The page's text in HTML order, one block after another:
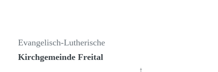
Evangelisch-Lutherische
Kirchgemeinde Freital